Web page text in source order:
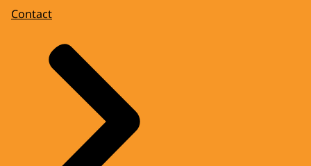
Contact